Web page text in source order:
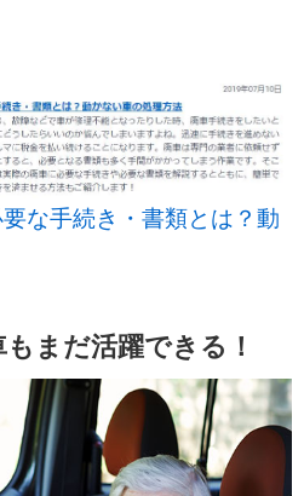
要な手続き・書類とは？動
まだ活躍できる！